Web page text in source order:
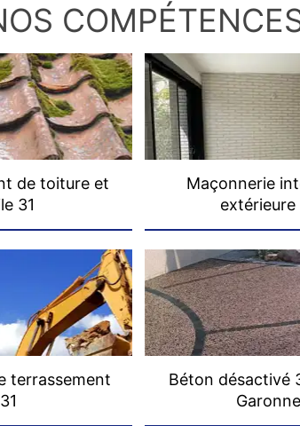
de toiture et
31
Maçonnerie
extérieure
terrassement
31
Béton désactivé
Garonne